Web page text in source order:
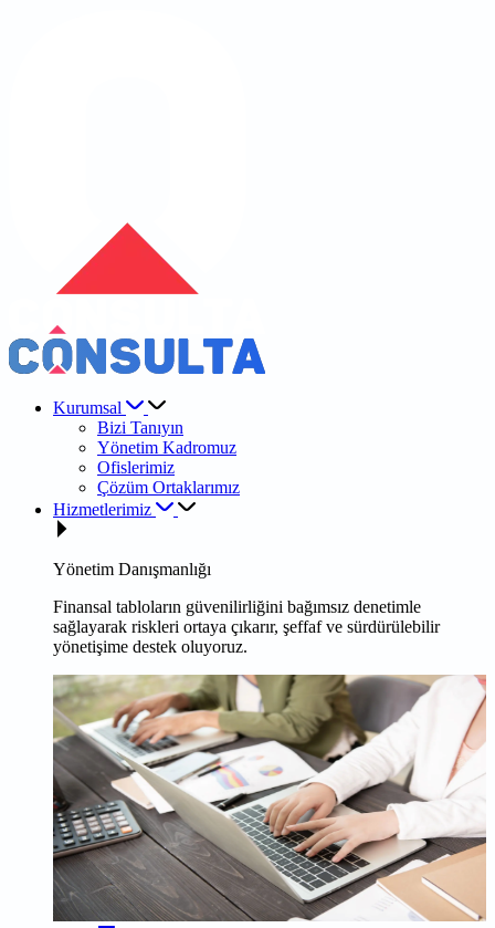
Kurumsal
Bizi Tanıyın
Yönetim Kadromuz
Ofislerimiz
Çözüm Ortaklarımız
Hizmetlerimiz
Yönetim Danışmanlığı
Finansal tabloların güvenilirliğini bağımsız denetimle
sağlayarak riskleri ortaya çıkarır, şeffaf ve sürdürülebilir
yönetişime destek oluyoruz.